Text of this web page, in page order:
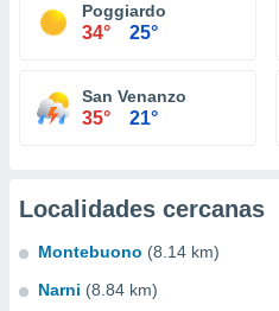
Poggiardo
34° 25°
San Venanzo
35° 21°
Localidades cercanas
Montebuono (8.14 km)
Narni (8.84 km)